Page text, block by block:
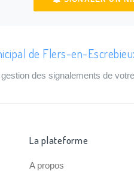
de Flers-en-
des signalements de
La plateforme
A propos